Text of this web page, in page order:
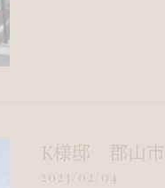
K様邸 郡山市
2023/02/04